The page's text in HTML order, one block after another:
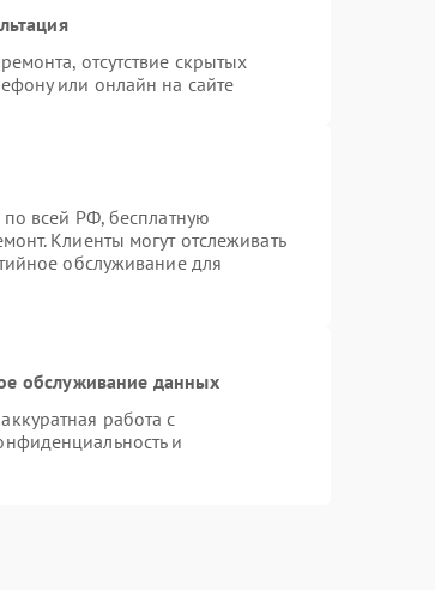
отсутствие скрытых
или онлайн на сайте
всей РФ, бесплатную
Клиенты могут отслеживать
обслуживание для
обслуживание данных
работа с
и